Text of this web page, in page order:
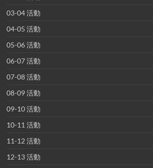
03-04 活動
04-05 活動
05-06 活動
06-07 活動
07-08 活動
08-09 活動
09-10 活動
10-11 活動
11-12 活動
12-13 活動